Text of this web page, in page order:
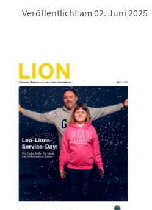
Veröffentlicht am 02. Juni 2025